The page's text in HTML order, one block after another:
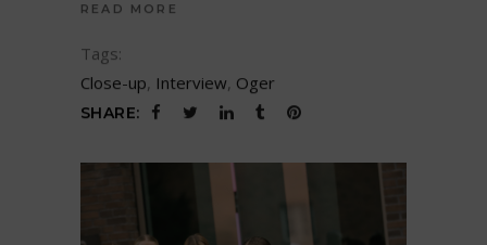
READ MORE
Tags:
Close-up, Interview, Oger
SHARE: